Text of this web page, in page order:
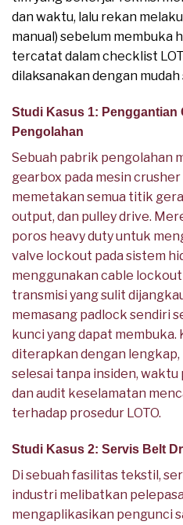
dan waktu, lalu rekan
manual) sebelum membuka
tercatat dalam checklist
dilaksanakan dengan
Studi Kasus 1: Penggantian
Pengolahan
Sebuah pabrik pengolahan
gearbox pada mesin
memetakan semua titik
output, dan pulley drive.
poros heavy duty untuk
valve lockout pada sistem
menggunakan cable
transmisi yang sulit
memasang padlock sendiri
kunci yang dapat membuka.
diterapkan dengan
selesai tanpa insiden,
dan audit keselamatan
terhadap prosedur LOTO.
Studi Kasus 2: Servis Belt
Di sebuah fasilitas tekstil,
industri melibatkan
mengaplikasikan pengunci